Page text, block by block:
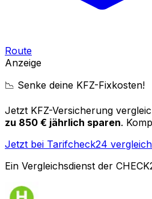
Route
Anzeige
📉 Senke deine KFZ-Fixkosten!
Jetzt KFZ-Versicherung
zu 850 € jährlich sparen.
Jetzt bei Tarifcheck24
Ein Vergleichsdienst der